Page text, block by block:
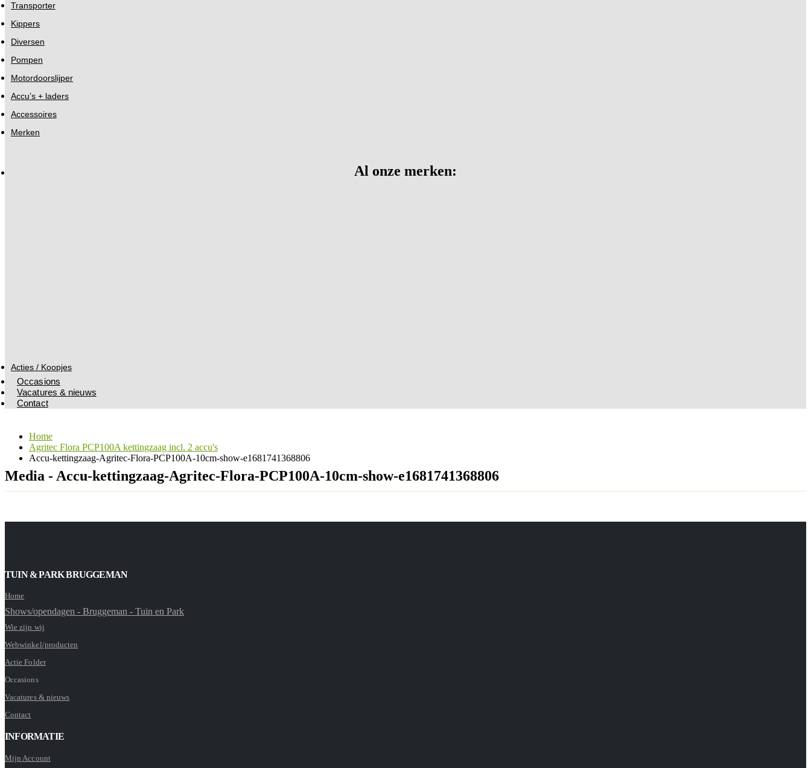
Transporter
Kippers
Diversen
Pompen
Motordoorslijper
Accu’s + laders
Accessoires
Merken
Al onze merken:
Acties / Koopjes
Occasions
Vacatures & nieuws
Contact
Home
Agritec Flora PCP100A kettingzaag incl. 2 accu's
Accu-kettingzaag-Agritec-Flora-PCP100A-10cm-show-e1681741368806
Media - Accu-kettingzaag-Agritec-Flora-PCP100A-10cm-show-e1681741368806
TUIN & PARK BRUGGEMAN
Home
Shows/opendagen - Bruggeman - Tuin en Park
Wie zijn wij
Webwinkel/producten
Actie Folder
Occasions
Vacatures & nieuws
Contact
INFORMATIE
Mijn Account